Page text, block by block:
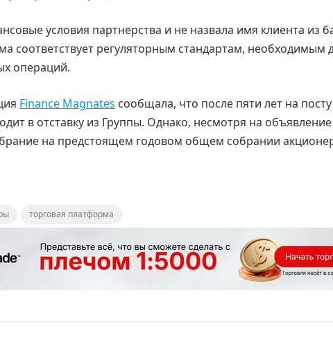
условия партнерства и не назвала имя клиента из
соответствует регуляторным стандартам, необходимым
операций.
Finance Magnates сообщала, что после пяти лет на
в отставку из Группы. Однако, несмотря на
на предстоящем годовом общем собрании
торговая платформа